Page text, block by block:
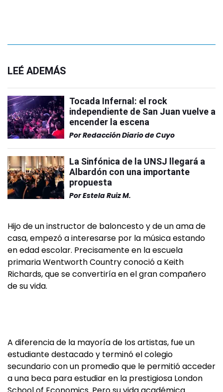
LEÉ ADEMÁS
Tocada Infernal: el rock
independiente de San Juan vuelve a
encender la escena
PorRedacción Diario de Cuyo
La Sinfónica de la UNSJ llegará a
Albardón con una importante
propuesta
PorEstela Ruiz M.
Hijo de un instructor de baloncesto y de un ama de
casa, empezó a interesarse por la música estando
en edad escolar. Precisamente en la escuela
primaria Wentworth Country conoció a Keith
Richards, que se convertiría en el gran compañero
de su vida.
A diferencia de la mayoría de los artistas, fue un
estudiante destacado y terminó el colegio
secundario con un promedio que le permitió acceder
a una beca para estudiar en la prestigiosa London